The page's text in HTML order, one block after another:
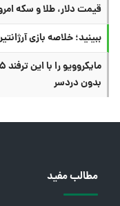
قیمت دلار، طلا و سکه امروز
ببینید؛ خلاصه بازی آرژانتین ۳ - مصر ۲ در جام
بدون دردسر
مطالب مفید